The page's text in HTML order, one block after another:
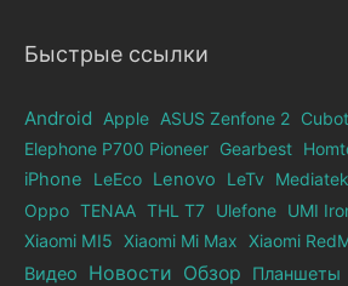
Быстрые ссылки
Android Apple ASUS Zenfone 2 Cubot
Elephone Р700 Pioneer Gearbest
iPhone
LeEco Lenovo LeTv Mediatek
Oppo TENAA THL T7 Ulefone UMI
Xiaomi MI5 Xiaomi Mi Max Xiaomi
Видео Новости Обзор Планшеты